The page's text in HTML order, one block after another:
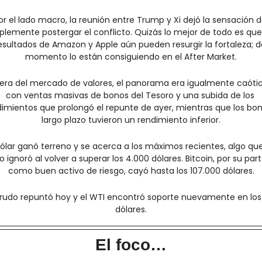
el lado macro, la reunión entre Trump y Xi dejó la sensación
postergar el conflicto. Quizás lo mejor de todo es
de Amazon y Apple aún pueden resurgir la fortaleza;
momento lo están consiguiendo en el After Market.
del mercado de valores, el panorama era igualmente
con ventas masivas de bonos del Tesoro y una subida de los
que prolongó el repunte de ayer, mientras que los
largo plazo tuvieron un rendimiento inferior.
ganó terreno y se acerca a los máximos recientes, algo
ignoró al volver a superar los 4.000 dólares. Bitcoin, por su
como buen activo de riesgo, cayó hasta los 107.000 dólares.
repuntó hoy y el WTI encontró soporte nuevamente en
dólares.
El foco…